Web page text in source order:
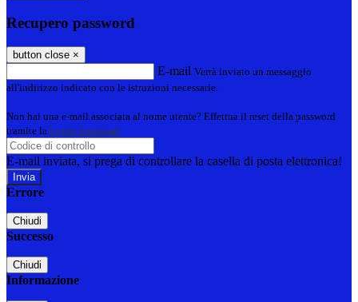
Recupero password
button close ×
E-mail Verrà inviato un messaggio
all'indirizzo indicato con le istruzioni necessarie.
Non hai una e-mail associata al nome utente? Effettua il reset della password
tramite la Login Spaggiari
E-mail inviata, si prega di controllare la casella di posta elettronica!
Errore
Chiudi
Successo
Chiudi
Informazione